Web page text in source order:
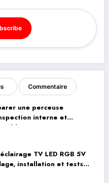
Commentaire
une perceuse
interne et
TV LED RGB 5V
installation et tests